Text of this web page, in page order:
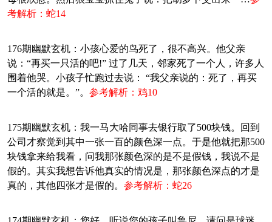
考解析：蛇14
176期幽默玄机：小孩心爱的鸟死了，很不高兴。他父亲
说：“再买一只活的吧!” 过了几天，邻家死了一个人，许多人
围着他哭。小孩子忙跑过去说： “我父亲说的：死了，再买
一个活的就是。”。 参考解析：鸡10
175期幽默玄机：我一马大哈同事去银行取了500块钱。回到
公司才察觉到其中一张一百的颜色深一点。于是他就把那500
块钱拿来给我看，问我那张颜色深的是不是假钱，我说不是
假的。其实我想告诉他真实的情况是，那张颜色深点的才是
真的，其他四张才是假的。 参考解析：蛇26